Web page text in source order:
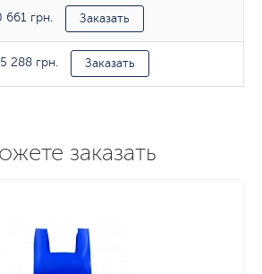
661 грн. Заказать
288 грн. Заказать
заказать